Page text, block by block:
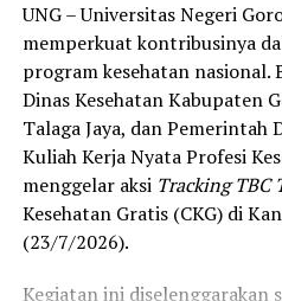
tertinggi di kawasan SulutGo
dalam Rakorwil TPAKD,”
usai kegiatan.
Indra menambahkan, skor
tingkat keterjangkauan,
layanan keuangan bagi
berada di posisi terdepan.
UNG – Universitas Negeri
memperkuat kontribusinya
program kesehatan nasional.
Dinas Kesehatan Kabupaten
Talaga Jaya, dan Pemerintah
Kuliah Kerja Nyata Profesi
menggelar aksi Tracking TBC
Kesehatan Gratis (CKG) di
(23/7/2026).
Kegiatan ini diselenggarakan